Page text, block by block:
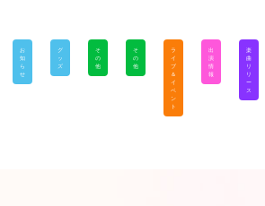
お
知
ら
せ
グ
ッ
ズ
そ
の
他
そ
の
他
ラ
イ
ブ
＆
イ
ベ
ン
ト
出
演
情
報
楽
曲
リ
リ
ー
ス